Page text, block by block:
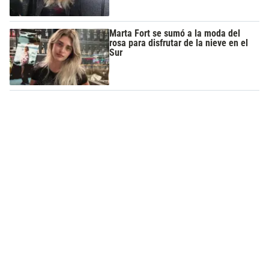
Marta Fort se sumó a la moda del
rosa para disfrutar de la nieve en el
Sur